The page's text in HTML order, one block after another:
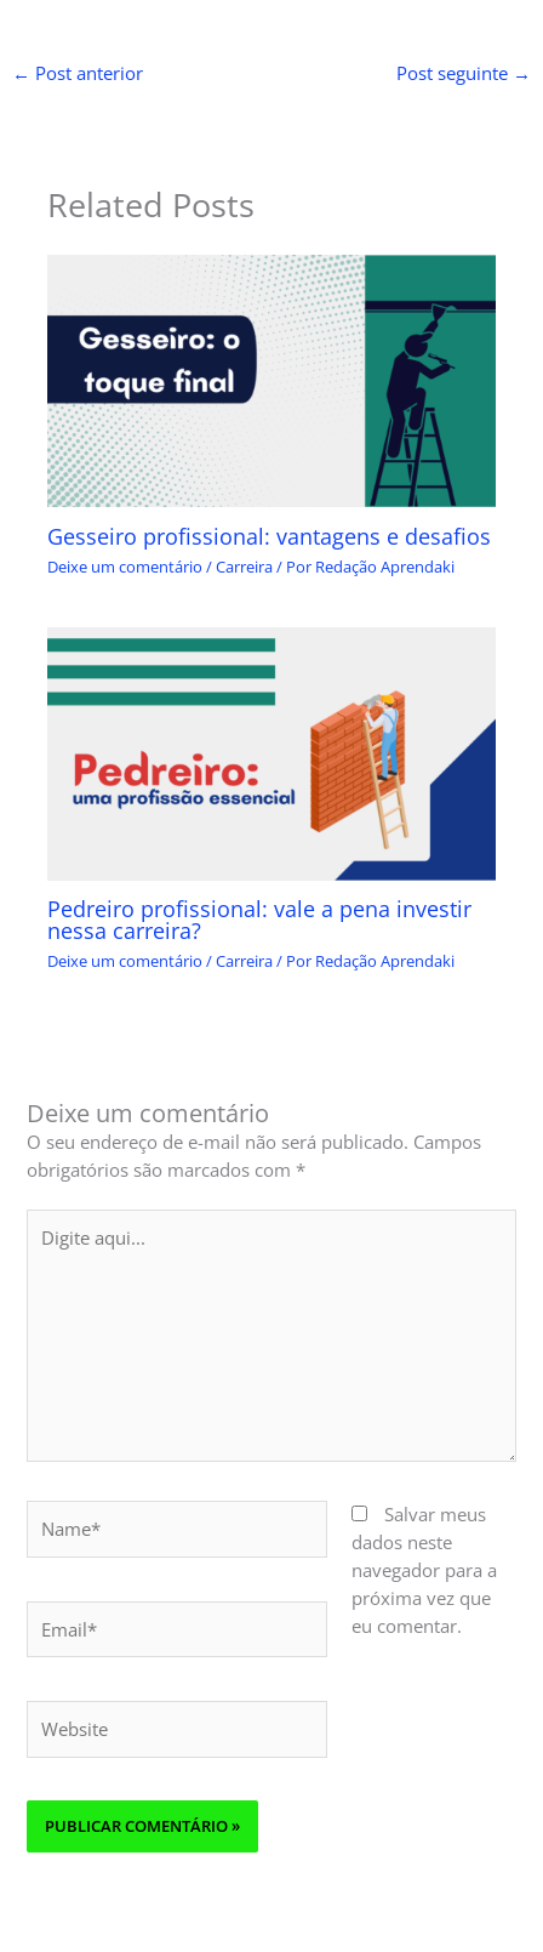
← Post anterior Post seguinte →
Related Posts
Gesseiro profissional: vantagens e desafios
Deixe um comentário /Carreira/ Por Redação Aprendaki
Pedreiro profissional: vale a pena investir
nessa carreira?
Deixe um comentário /Carreira/ Por Redação Aprendaki
Deixe um comentário
O seu endereço de e-mail não será publicado. Campos
obrigatórios são marcados com *
aqui...
Salvar meus
dados neste
navegador para a
próxima vez que
eu comentar.